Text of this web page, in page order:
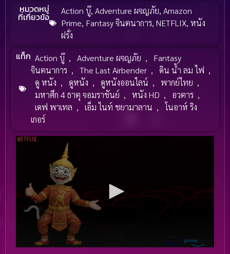
หมวดหมู่
ที่เกี่ยวข้อ
Action บู๊,Adventure ผจญภัย,Amazon
Prime, Fantasy จินตนาการ,NETFLIX,หนัง
ฝรั่ง
แท็ก Action บู๊ , Adventure ผจญภัย ,
Fantasy
จินตนาการ , The Last Airbender , ดิน น้ำ ลม ไฟ ,
ดู หนัง , ดูหนัง , ดูหนังออนไลน์ , พากย์ไทย ,
มหาศึก 4 ธาตุ จอมราชันย์ , หนัง HD , อวตาร ,
เดฟ พาเทล , เอ็ม ไนท์ ชยามาลาน ,
โนอาห์ ริง
เกอร์